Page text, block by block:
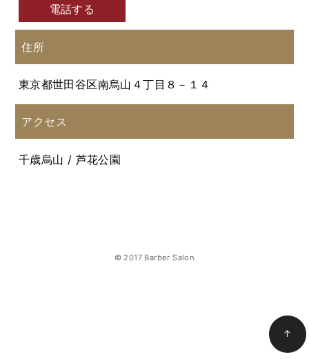
電話する
住所
東京都世田谷区南烏山４丁目８－１４
アクセス
千歳烏山 / 芦花公園
© 2017 Barber Salon
↑